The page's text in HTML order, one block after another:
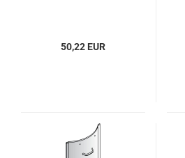
50,22 EUR